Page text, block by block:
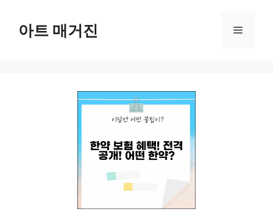
아트 매거진 메